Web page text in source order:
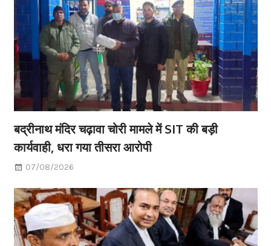
बद्रीनाथ मंदिर चढ़ावा चोरी मामले में SIT की बड़ी
कार्यवाही, धरा गया तीसरा आरोपी
07/08/2026